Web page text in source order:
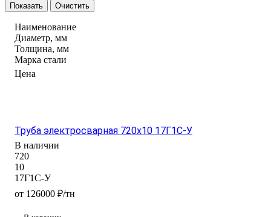
Очистить
Наименование
Диаметр, мм
Толщина, мм
Марка стали
Цена
Труба электросварная 720х10 17Г1С-У
В наличии
720
10
17Г1С-У
от 126000 ₽/тн